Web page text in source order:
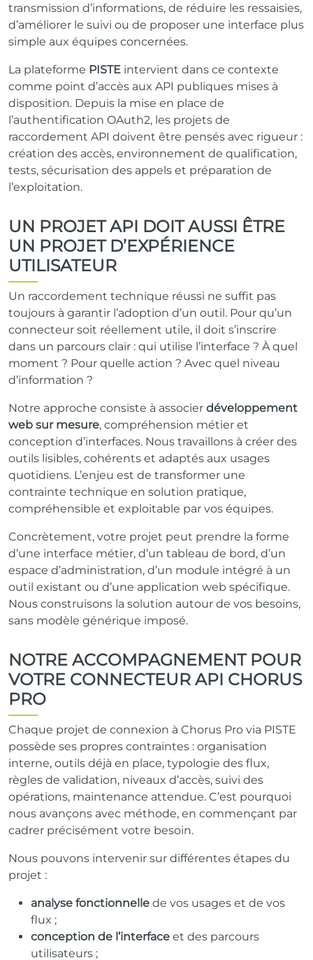
transmission d’informations, de réduire les ressaisies,
d’améliorer le suivi ou de proposer une interface plus
simple aux équipes concernées.
La plateforme PISTE intervient dans ce contexte
comme point d’accès aux API publiques mises à
disposition. Depuis la mise en place de
l’authentification OAuth2, les projets de
raccordement API doivent être pensés avec rigueur :
création des accès, environnement de qualification,
tests, sécurisation des appels et préparation de
l’exploitation.
UN PROJET API DOIT AUSSI ÊTRE
UN PROJET D’EXPÉRIENCE
UTILISATEUR
Un raccordement technique réussi ne suffit pas
toujours à garantir l’adoption d’un outil. Pour qu’un
connecteur soit réellement utile, il doit s’inscrire
dans un parcours clair : qui utilise l’interface ? À quel
moment ? Pour quelle action ? Avec quel niveau
d’information ?
Notre approche consiste à associer développement
web sur mesure, compréhension métier et
conception d’interfaces. Nous travaillons à créer des
outils lisibles, cohérents et adaptés aux usages
quotidiens. L’enjeu est de transformer une
contrainte technique en solution pratique,
compréhensible et exploitable par vos équipes.
Concrètement, votre projet peut prendre la forme
d’une interface métier, d’un tableau de bord, d’un
espace d’administration, d’un module intégré à un
outil existant ou d’une application web spécifique.
Nous construisons la solution autour de vos besoins,
sans modèle générique imposé.
NOTRE ACCOMPAGNEMENT POUR
VOTRE CONNECTEUR API CHORUS
PRO
Chaque projet de connexion à Chorus Pro via PISTE
possède ses propres contraintes : organisation
interne, outils déjà en place, typologie des flux,
règles de validation, niveaux d’accès, suivi des
opérations, maintenance attendue. C’est pourquoi
nous avançons avec méthode, en commençant par
cadrer précisément votre besoin.
Nous pouvons intervenir sur différentes étapes du
projet :
analyse fonctionnelle de vos usages et de vos
flux ;
conception de l’interface et des parcours
utilisateurs ;